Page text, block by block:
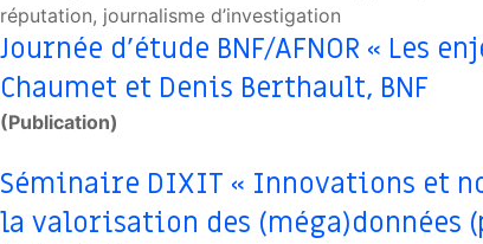
réputation, journalisme d’investigation
Journée d’étude BNF/AFNOR «
Chaumet et Denis Berthault, BNF
(Publication)
Séminaire DIXIT « Innovations et
la valorisation des (méga)données